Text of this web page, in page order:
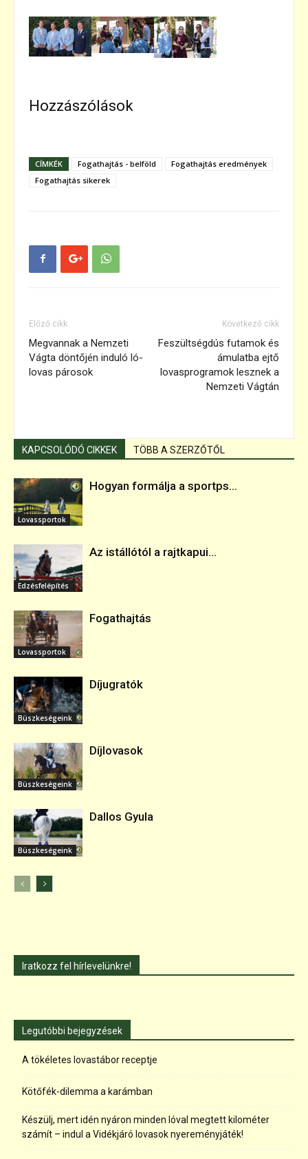
Hozzászólások
CÍMKÉK Fogathajtás - belföld
Fogathajtás eredmények
Fogathajtás sikerek
Előző cikk
Megvannak a Nemzeti
Vágta döntőjén induló ló-
lovas párosok
Következő cikk
Feszültségdús futamok és
ámulatba ejtő
lovasprogramok lesznek a
Nemzeti Vágtán
KAPCSOLÓDÓ CIKKEK TÖBB A SZERZŐTŐL
Lovassportok
Hogyan formálja a sportps...
Edzésfelépítés
Az istállótól a rajtkapui...
Lovassportok
Fogathajtás
Büszkeségeink
Díjugratók
Büszkeségeink
Díjlovasok
Büszkeségeink
Dallos Gyula
Iratkozz fel hírlevelünkre!
Legutóbbi bejegyzések
A tökéletes lovastábor receptje
Kötőfék-dilemma a karámban
Készülj, mert idén nyáron minden lóval megtett kilométer
számít – indul a Vidékjáró lovasok nyereményjáték!